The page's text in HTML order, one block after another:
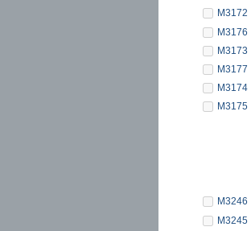
M3172
M3176
M3173
M3177
M3174
M3175
M3246
M3245